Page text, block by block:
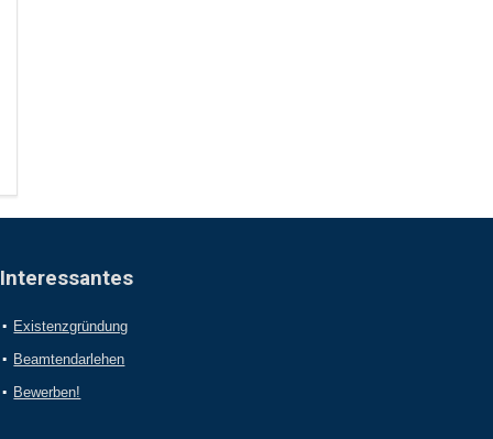
Interessantes
Existenzgründung
Beamtendarlehen
Bewerben!